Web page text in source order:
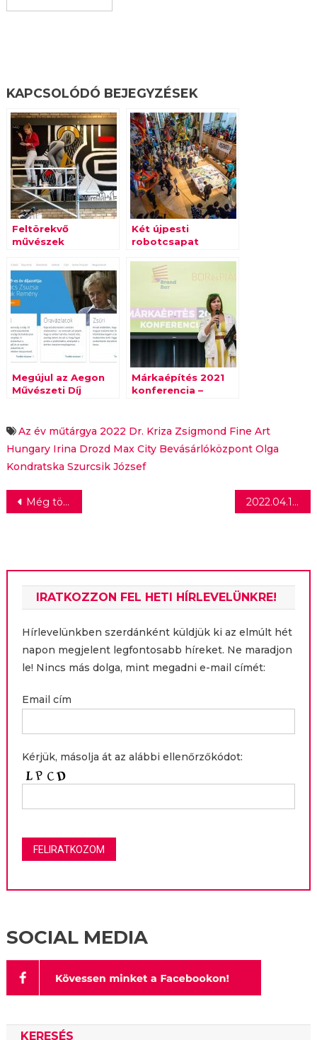
KAPCSOLÓDÓ BEJEGYZÉSEK
Feltörekvő
művészek
kreációi egy pesti
ház belső udvarán
Két újpesti
robotcsapat
közép-európai
elődöntőjébe
Megújul az Aegon
Művészeti Díj
Márkaépítés 2021
konferencia –
túlél
Az év műtárgya 2022 Dr. Kriza Zsigmond Fine Art
Hungary Irina Drozd Max City Bevásárlóközpont Olga
Kondratska Szurcsik József
Bejegyzés
Még több drámával és egy legendás évaddal tér vissza A Konyhafőnök! 2022.04.13. Szurcsik József & Dr. Kriza Zsigmond | Fine Art Hungary
IRATKOZZON FEL HETI HÍRLEVELÜNKRE!
Hírlevelünkben szerdánként küldjük ki az elmúlt hét
napon megjelent legfontosabb híreket. Ne maradjon
le! Nincs más dolga, mint megadni e-mail címét:
Email cím
Kérjük, másolja át az alábbi ellenőrzőkódot:
SOCIAL MEDIA
KERESÉS